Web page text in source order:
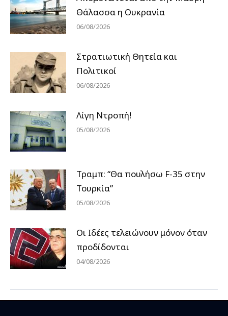
Θάλασσα η Ουκρανία
06/08/2026
Στρατιωτική Θητεία και
Πολιτικοί
06/08/2026
Λίγη Ντροπή!
05/08/2026
Τραμπ: “Θα πουλήσω F-35 στην
Τουρκία”
05/08/2026
Οι Ιδέες τελειώνουν μόνον όταν
προδίδονται
04/08/2026